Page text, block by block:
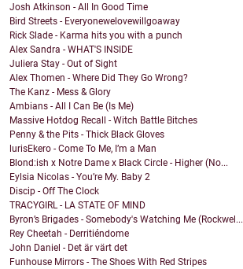
Josh Atkinson - All In Good Time
Bird Streets - Everyonewelovewillgoaway
Rick Slade - Karma hits you with a punch
Alex Sandra - WHAT'S INSIDE
Juliera Stay - Out of Sight
Alex Thomen - Where Did They Go Wrong?
The Kanz - Mess & Glory
Ambians - All I Can Be (Is Me)
Massive Hotdog Recall - Witch Battle Bitches
Penny & the Pits - Thick Black Gloves
lurisEkero - Come To Me, I’m a Man
Blond:ish x Notre Dame x Black Circle - Higher (No...
Eylsia Nicolas - You’re My. Baby 2
Discip - Off The Clock
TRACYGIRL - LA STATE OF MIND
Byron’s Brigades - Somebody's Watching Me (Rockwel...
Rey Cheetah - Derritiéndome
John Daniel - Det är värt det
Funhouse Mirrors - The Shoes With Red Stripes